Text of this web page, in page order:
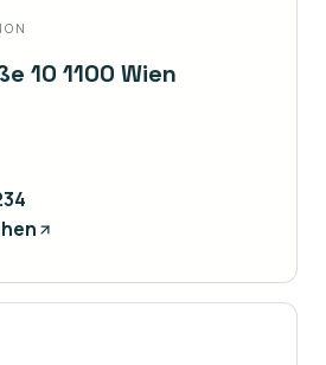
10 1100 Wien